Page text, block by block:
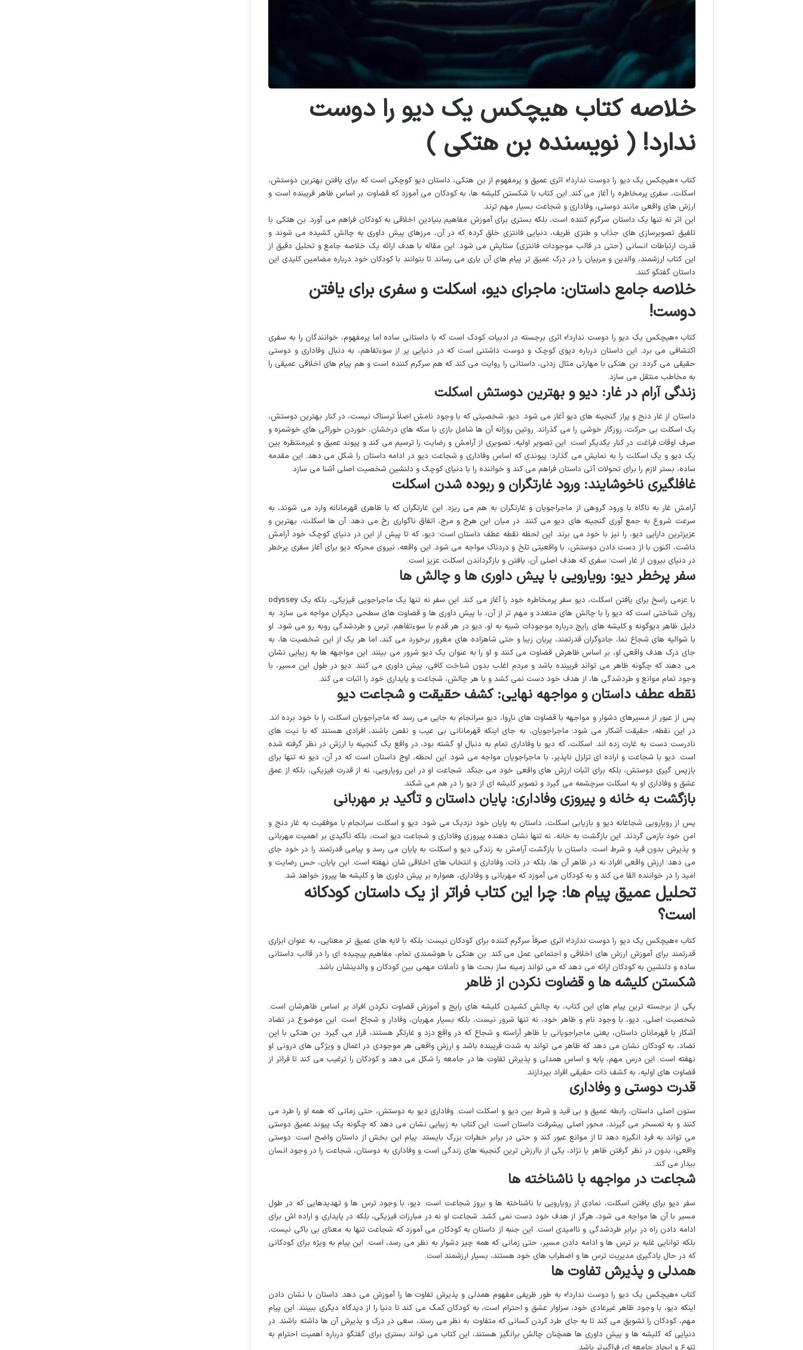
خلاصه کتاب هیچکس یک دیو را دوست
ندارد! ( نویسنده بن هتکی )
کتاب «هیچکس یک دیو را دوست ندارد!» اثری عمیق و پرمفهوم از بن هتکی، داستان دیو کوچکی است که برای یافتن بهترین دوستش،
اسکلت، سفری پرمخاطره را آغاز می کند. این کتاب با شکستن کلیشه ها، به کودکان می آموزد که قضاوت بر اساس ظاهر فریبنده است و
ارزش های واقعی مانند دوستی، وفاداری و شجاعت بسیار مهم ترند.
این اثر نه تنها یک داستان سرگرم کننده است، بلکه بستری برای آموزش مفاهیم بنیادین اخلاقی به کودکان فراهم می آورد. بن هتکی با
تلفیق تصویرسازی های جذاب و طنزی ظریف، دنیایی فانتزی خلق کرده که در آن، مرزهای پیش داوری به چالش کشیده می شوند و
قدرت ارتباطات انسانی (حتی در قالب موجودات فانتزی) ستایش می شود. این مقاله با هدف ارائه یک خلاصه جامع و تحلیل دقیق از
این کتاب ارزشمند، والدین و مربیان را در درک عمیق تر پیام های آن یاری می رساند تا بتوانند با کودکان خود درباره مضامین کلیدی این
داستان گفتگو کنند.
خلاصه جامع داستان: ماجرای دیو، اسکلت و سفری برای یافتن
دوست!
کتاب «هیچکس یک دیو را دوست ندارد!» اثری برجسته در ادبیات کودک است که با داستانی ساده اما پرمفهوم، خوانندگان را به سفری
اکتشافی می برد. این داستان درباره دیوی کوچک و دوست داشتنی است که در دنیایی پر از سوءتفاهم، به دنبال وفاداری و دوستی
حقیقی می گردد. بن هتکی با مهارتی مثال زدنی، داستانی را روایت می کند که هم سرگرم کننده است و هم پیام های اخلاقی عمیقی را
به مخاطب منتقل می سازد.
زندگی آرام در غار: دیو و بهترین دوستش اسکلت
داستان از غار دنج و پراز گنجینه های دیو آغاز می شود. دیو، شخصیتی که با وجود نامش اصلاً ترسناک نیست، در کنار بهترین دوستش،
یک اسکلت بی حرکت، روزگار خوشی را می گذراند. روتین روزانه آن ها شامل بازی با سکه های درخشان، خوردن خوراکی های خوشمزه و
صرف اوقات فراغت در کنار یکدیگر است. این تصویر اولیه، تصویری از آرامش و رضایت را ترسیم می کند و پیوند عمیق و غیرمنتظره بین
یک دیو و یک اسکلت را به نمایش می گذارد؛ پیوندی که اساس وفاداری و شجاعت دیو در ادامه داستان را شکل می دهد. این مقدمه
ساده، بستر لازم را برای تحولات آتی داستان فراهم می کند و خواننده را با دنیای کوچک و دلنشین شخصیت اصلی آشنا می سازد.
غافلگیری ناخوشایند: ورود غارتگران و ربوده شدن اسکلت
آرامش غار به ناگاه با ورود گروهی از ماجراجویان و غارتگران به هم می ریزد. این غارتگران که با ظاهری قهرمانانه وارد می شوند، به
سرعت شروع به جمع آوری گنجینه های دیو می کنند. در میان این هرج و مرج، اتفاق ناگواری رخ می دهد: آن ها اسکلت، بهترین و
عزیزترین دارایی دیو، را نیز با خود می برند. این لحظه نقطه عطف داستان است؛ دیو، که تا پیش از این در دنیای کوچک خود آرامش
داشت، اکنون با از دست دادن دوستش، با واقعیتی تلخ و دردناک مواجه می شود. این واقعه، نیروی محرکه دیو برای آغاز سفری پرخطر
در دنیای بیرون از غار است؛ سفری که هدف اصلی آن، یافتن و بازگرداندن اسکلت عزیز است.
سفر پرخطر دیو: رویارویی با پیش داوری ها و چالش ها
با عزمی راسخ برای یافتن اسکلت، دیو سفر پرمخاطره خود را آغاز می کند. این سفر نه تنها یک ماجراجویی فیزیکی، بلکه یک odyssey
روان شناختی است که دیو را با چالش های متعدد و مهم تر از آن، با پیش داوری ها و قضاوت های سطحی دیگران مواجه می سازد. به
دلیل ظاهر دیوگونه و کلیشه های رایج درباره موجودات شبیه به او، دیو در هر قدم با سوءتفاهم، ترس و طردشدگی روبه رو می شود. او
با شوالیه های شجاع نما، جادوگران قدرتمند، پریان زیبا و حتی شاهزاده های مغرور برخورد می کند، اما هر یک از این شخصیت ها، به
جای درک هدف واقعی او، بر اساس ظاهرش قضاوت می کنند و او را به عنوان یک دیو شرور می بینند. این مواجهه ها به زیبایی نشان
می دهند که چگونه ظاهر می تواند فریبنده باشد و مردم اغلب بدون شناخت کافی، پیش داوری می کنند. دیو در طول این مسیر، با
وجود تمام موانع و طردشدگی ها، از هدف خود دست نمی کشد و با هر چالش، شجاعت و پایداری خود را اثبات می کند.
نقطه عطف داستان و مواجهه نهایی: کشف حقیقت و شجاعت دیو
پس از عبور از مسیرهای دشوار و مواجهه با قضاوت های ناروا، دیو سرانجام به جایی می رسد که ماجراجویان اسکلت را با خود برده اند.
در این نقطه، حقیقت آشکار می شود: ماجراجویان، به جای اینکه قهرمانانی بی عیب و نقص باشند، افرادی هستند که با نیت های
نادرست دست به غارت زده اند. اسکلت، که دیو با وفاداری تمام به دنبال او گشته بود، در واقع یک گنجینه با ارزش در نظر گرفته شده
است. دیو با شجاعت و اراده ای تزلزل ناپذیر، با ماجراجویان مواجه می شود. این لحظه، اوج داستان است که در آن، دیو نه تنها برای
بازپس گیری دوستش، بلکه برای اثبات ارزش های واقعی خود می جنگد. شجاعت او در این رویارویی، نه از قدرت فیزیکی، بلکه از عمق
عشق و وفاداری او به اسکلت سرچشمه می گیرد و تصویر کلیشه ای از دیو را در هم می شکند.
بازگشت به خانه و پیروزی وفاداری: پایان داستان و تأکید بر مهربانی
پس از رویارویی شجاعانه دیو و بازیابی اسکلت، داستان به پایان خود نزدیک می شود. دیو و اسکلت سرانجام با موفقیت به غار دنج و
امن خود بازمی گردند. این بازگشت به خانه، نه تنها نشان دهنده پیروزی وفاداری و شجاعت دیو است، بلکه تأکیدی بر اهمیت مهربانی
و پذیرش بدون قید و شرط است. داستان با بازگشت آرامش به زندگی دیو و اسکلت به پایان می رسد و پیامی قدرتمند را در خود جای
می دهد: ارزش واقعی افراد نه در ظاهر آن ها، بلکه در ذات، وفاداری و انتخاب های اخلاقی شان نهفته است. این پایان، حس رضایت و
امید را در خواننده القا می کند و به کودکان می آموزد که مهربانی و وفاداری، همواره بر پیش داوری ها و کلیشه ها پیروز خواهد شد.
تحلیل عمیق پیام ها: چرا این کتاب فراتر از یک داستان کودکانه
است؟
کتاب «هیچکس یک دیو را دوست ندارد!» اثری صرفاً سرگرم کننده برای کودکان نیست؛ بلکه با لایه های عمیق تر معنایی، به عنوان ابزاری
قدرتمند برای آموزش ارزش های اخلاقی و اجتماعی عمل می کند. بن هتکی با هوشمندی تمام، مفاهیم پیچیده ای را در قالب داستانی
ساده و دلنشین به کودکان ارائه می دهد که می تواند زمینه ساز بحث ها و تأملات مهمی بین کودکان و والدینشان باشد.
شکستن کلیشه ها و قضاوت نکردن از ظاهر
یکی از برجسته ترین پیام های این کتاب، به چالش کشیدن کلیشه های رایج و آموزش قضاوت نکردن افراد بر اساس ظاهرشان است.
شخصیت اصلی، دیو، با وجود نام و ظاهر خود، نه تنها شرور نیست، بلکه بسیار مهربان، وفادار و شجاع است. این موضوع در تضاد
آشکار با قهرمانان داستان، یعنی ماجراجویانی با ظاهر آراسته و شجاع که در واقع دزد و غارتگر هستند، قرار می گیرد. بن هتکی با این
تضاد، به کودکان نشان می دهد که ظاهر می تواند به شدت فریبنده باشد و ارزش واقعی هر موجودی در اعمال و ویژگی های درونی او
نهفته است. این درس مهم، پایه و اساس همدلی و پذیرش تفاوت ها در جامعه را شکل می دهد و کودکان را ترغیب می کند تا فراتر از
قضاوت های اولیه، به کشف ذات حقیقی افراد بپردازند.
قدرت دوستی و وفاداری
ستون اصلی داستان، رابطه عمیق و بی قید و شرط بین دیو و اسکلت است. وفاداری دیو به دوستش، حتی زمانی که همه او را طرد می
کنند و به تمسخر می گیرند، محور اصلی پیشرفت داستان است. این کتاب به زیبایی نشان می دهد که چگونه یک پیوند عمیق دوستی
می تواند به فرد انگیزه دهد تا از موانع عبور کند و حتی در برابر خطرات بزرگ بایستد. پیام این بخش از داستان واضح است: دوستی
واقعی، بدون در نظر گرفتن ظاهر یا نژاد، یکی از باارزش ترین گنجینه های زندگی است و وفاداری به دوستان، شجاعت را در وجود انسان
بیدار می کند.
شجاعت در مواجهه با ناشناخته ها
سفر دیو برای یافتن اسکلت، نمادی از رویارویی با ناشناخته ها و بروز شجاعت است. دیو، با وجود ترس ها و تهدیدهایی که در طول
مسیر با آن ها مواجه می شود، هرگز از هدف خود دست نمی کشد. شجاعت او نه در مبارزات فیزیکی، بلکه در پایداری و اراده اش برای
ادامه دادن راه در برابر طردشدگی و ناامیدی است. این جنبه از داستان به کودکان می آموزد که شجاعت تنها به معنای بی باکی نیست،
بلکه توانایی غلبه بر ترس ها و ادامه دادن مسیر، حتی زمانی که همه چیز دشوار به نظر می رسد، است. این پیام به ویژه برای کودکانی
که در حال یادگیری مدیریت ترس ها و اضطراب های خود هستند، بسیار ارزشمند است.
همدلی و پذیرش تفاوت ها
کتاب «هیچکس یک دیو را دوست ندارد!» به طور ظریفی مفهوم همدلی و پذیرش تفاوت ها را آموزش می دهد. داستان با نشان دادن
اینکه دیو، با وجود ظاهر غیرعادی خود، سزاوار عشق و احترام است، به کودکان کمک می کند تا دنیا را از دیدگاه دیگری ببینند. این پیام
مهم، کودکان را تشویق می کند تا به جای طرد کردن کسانی که متفاوت به نظر می رسند، سعی در درک و پذیرش آن ها داشته باشند. در
دنیایی که کلیشه ها و پیش داوری ها همچنان چالش برانگیز هستند، این کتاب می تواند بستری برای گفتگو درباره اهمیت احترام به